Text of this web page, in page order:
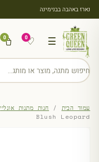
נארז באהבה בבנימינה
☰
♡
0
0
עמוד הבית / חנות מתנות
Blush Leopard